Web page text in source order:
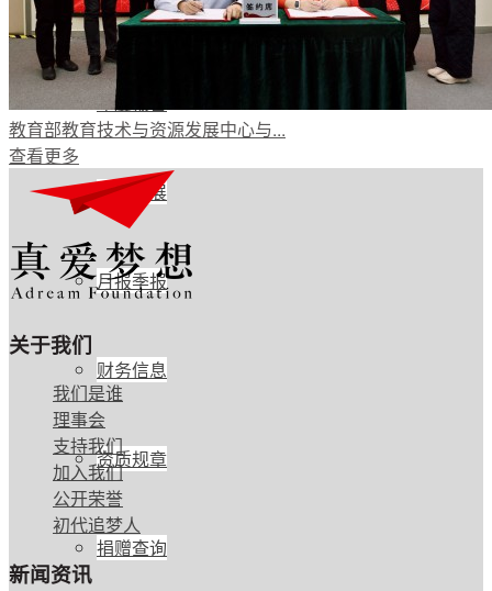
公开透明
年度报告
项目进展
月报季报
财务信息
资质规章
捐赠查询
教育部教育技术与资源发展中心与...
查看更多
关于我们
我们是谁
理事会
支持我们
加入我们
公开荣誉
初代追梦人
新闻资讯